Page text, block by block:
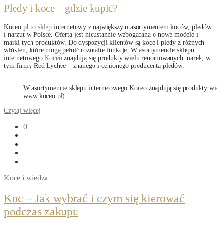
Pledy i koce – gdzie kupić?
Koceo.pl to sklep internetowy z największym asortymentem koców, pledów
i narzut w Polsce. Oferta jest nieustannie wzbogacana o nowe modele i
marki tych produktów. Do dyspozycji klientów są koce i pledy z różnych
włókien, które mogą pełnić rozmaite funkcje. W asortymencie sklepu
internetowego Koceo znajdują się produkty wielu renomowanych marek, w
tym firmy Red Lychee – znanego i cenionego producenta pledów.
W asortymencie sklepu internetowego Koceo znajdują się produkty
www.koceo.pl)
Czytaj więcej
0
Koce i wiedza
Koc – Jak wybrać i czym się kierować
podczas zakupu